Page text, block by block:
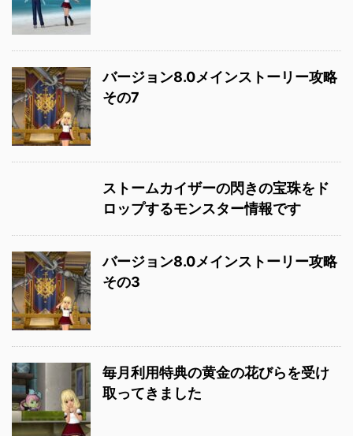
バージョン8.0メインストーリー攻略
その7
ストームカイザーの閃きの宝珠をド
ロップするモンスター情報です
バージョン8.0メインストーリー攻略
その3
毎月利用特典の黄金の花びらを受け
取ってきました